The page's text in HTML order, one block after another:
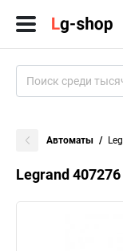
Автоматы
Legrand 407276